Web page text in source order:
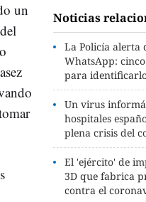
Noticias
La Policía alerta
WhatsApp:
para
Un virus
hospitales
plena crisis del
El 'ejército' de
3D que fabrica
contra el
un